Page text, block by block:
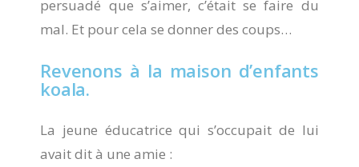
persuadé que s’aimer, c’était se faire du
mal. Et pour cela se donner des coups…
Revenons à la maison d’enfants
koala.
La jeune éducatrice qui s’occupait de lui
avait dit à une amie :